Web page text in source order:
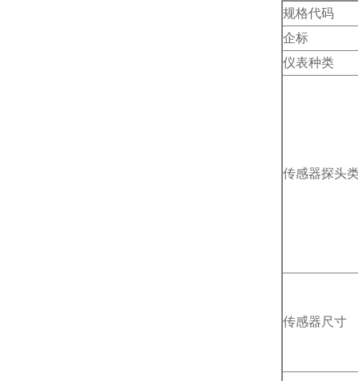
规格代码
企标
仪表种类
传感器探头
传感器尺寸